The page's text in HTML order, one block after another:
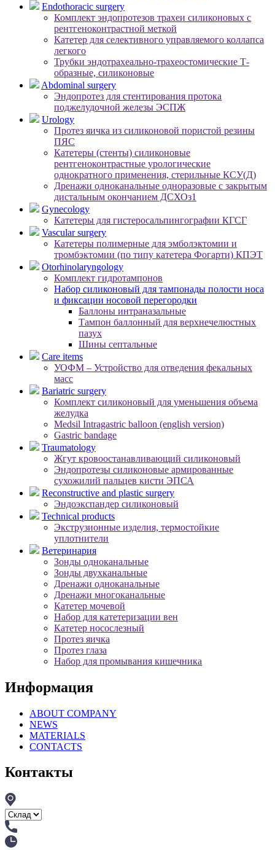
Endothoracic surgery
Комплект эндопротезов трахеи силиконовых с
рентгеноконтрастной меткой
Катетер для селективного управляемого коллапса
легкого
Трубки эндотрахеально-трахеостомические Т-
образные, силиконовые
Abdominal surgery
Эндопротез для стентирования протока
поджелудочной железы ЭСПЖ
Urology
Протез яичка из силиконовой пористой резины
ПЯС
Катетеры (стенты) силиконовые
рентгеноконтрастные урологические
однократного применения, стерильные КСУ(Д)
Дренажи одноканальные одноразовые с закрытым
дистальным окончанием ДСХОз1
Gynecology
Катетеры для гистеросальпингографии КГСГ
Vascular surgery
Катетеры полимерные для эмболэктомии и
тромбэктомии (по типу катетера Фогарти) КПЭТ
Otorhinolaryngology
Комплект гидротампонов
Набор силиконовый для тампонады полости носа
и фиксации носовой перегородки
Баллоны интраназальные
Тампон баллонный для верхнечелюстных
пазух
Шины септальные
Care items
УОФМ – Устройство для отведения фекальных
масс
Bariatric surgery
Комплект силиконовый для уменьшения объема
желудка
Medsil Intragastric balloon (english version)
Gastric bandage
Traumatology
Жгут кровоостанавливающий силиконовый
Эндопротезы силиконовые армированные
сухожилий пальцев кисти ЭПСА
Reconstructive and plastic surgery
Эндоэкспандер силиконовый
Technical products
Экструзионные изделия, термостойкие
уплотнители
Ветеринария
Зонды одноканальные
Зонды двухканальные
Дренажи одноканальные
Дренажи многоканальные
Катетер мочевой
Набор для катетеризации вен
Катетер носослезный
Протез яичка
Протез глаза
Набор для промывания кишечника
Информация
ABOUT COMPANY
NEWS
MATERIALS
CONTACTS
Контакты